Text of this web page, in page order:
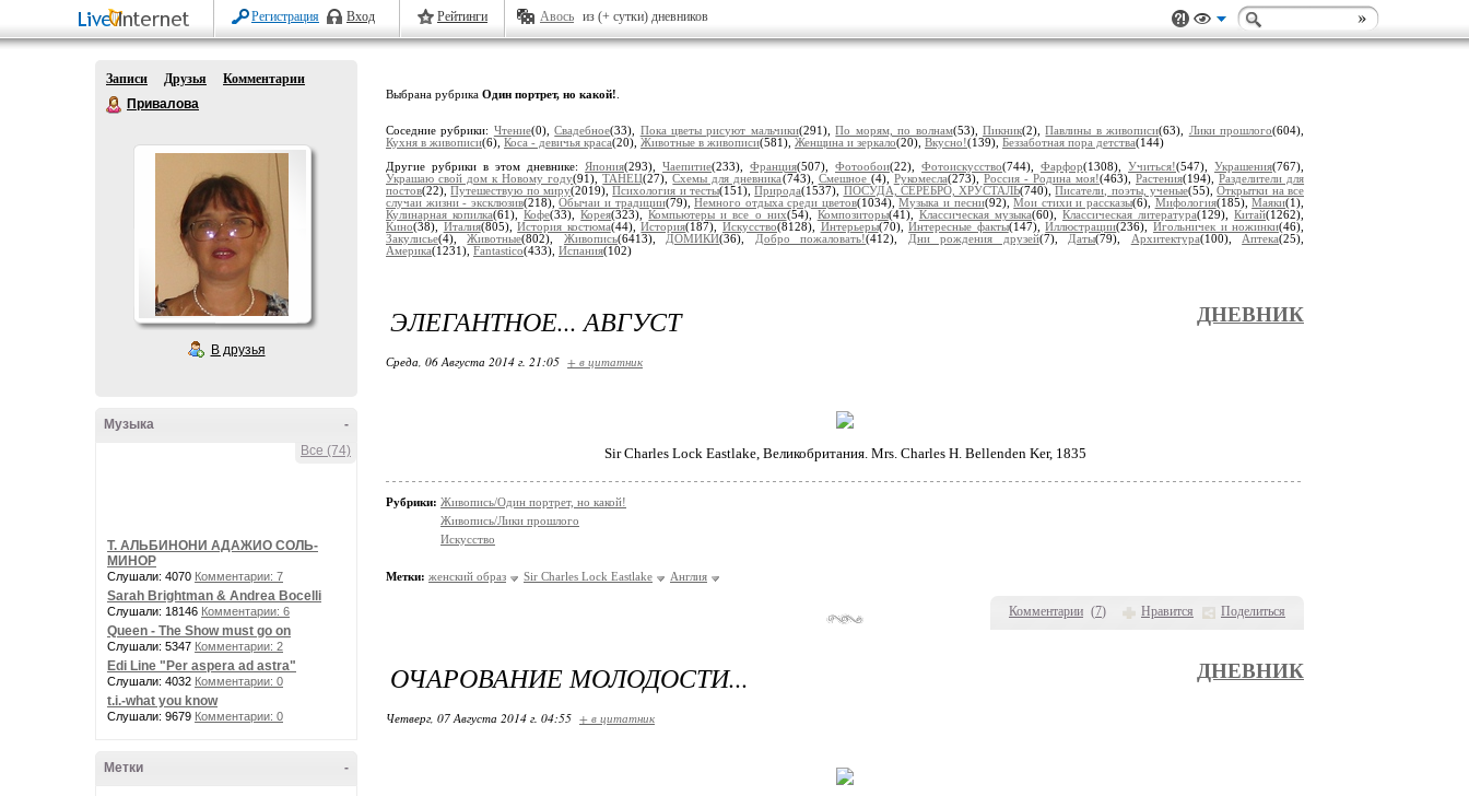
Регистрация Вход Рейтинги Авось из (+ сутки) дневников
Записи Друзья
Комментарии
Привалова
В друзья
-
Музыка
Все (74)
Т. АЛЬБИНОНИ АДАЖИО СОЛЬ-
МИНОР
Слушали: 4070 Комментарии: 7
Sarah Brightman & Andrea Bocelli
Слушали: 18146 Комментарии: 6
Queen - The Show must go on
Слушали: 5347 Комментарии: 2
Edi Line "Per aspera ad astra"
Слушали: 4032 Комментарии: 0
t.i.-what you know
Слушали: 9679 Комментарии: 0
-
Метки
Выбрана рубрика Один портрет, но какой!
Соседние рубрики: Чтение(0),Свадебное(33), Пока цветы рисуют мальчики(291),По морям, по волнам(53),Пикник(2),Павлины в живописи(63), Лики прошлого(604),
Кухня в живописи(6), Коса - девичья краса(20), Животные в живописи(581), Женщина и зеркало(20), Вкусно!(139), Беззаботная пора детства(144)
Другие рубрики в этом дневнике: Япония(293), Чаепитие(233), Франция(507), Фотообои(22), Фотоискусство(744), Фарфор(1308), Учиться!(547), Украшения(767),
Украшаю свой дом к Новому году(91),ТАНЕЦ(27),Схемы для дневника(743), Смешное (4), Рукомесла(273), Россия - Родина моя!(463), Растения(194),Разделители для
постов(22),Путешествую по миру(2019),Психология и тесты(151),Природа(1537), ПОСУДА, СЕРЕБРО, ХРУСТАЛЬ(740),Писатели, поэты, ученые(55),Открытки на все
случаи жизни - эксклюзив(218),Обычаи и традиции(79),Немного отдыха среди цветов(1034),Музыка и песни(92),Мои стихи и рассказы(6), Мифология(185),Маяки(1),
Кулинарная копилка(61),Кофе(33),Корея(323),Компьютеры и все о них(54), Композиторы(41), Классическая музыка(60), Классическая литература(129),Китай(1262),
Кино(38), Италия(805),История костюма(44),История(187), Искусство(8128), Интерьеры(70),Интересные факты(147),Иллюстрации(236), Игольничек и ножинки(46),
Закулисье(4),Животные(802), Живопись(6413), ДОМИКИ(36), Добро пожаловать!(412), Дни рождения друзей(7), Даты(79), Архитектура(100), Аптека(25),
Америка(1231), Fantastico(433), Испания(102)
Комментарии (7) Нравится Поделиться
ЭЛЕГАНТНОЕ... АВГУСТ ДНЕВНИК
Среда, 06 Августа 2014 г. 21:05 + в цитатник
Sir Charles Lock Eastlake, Великобритания. Mrs. Charles H. Bellenden Ker, 1835
Рубрики: Живопись/Один портрет, но какой!
Живопись/Лики прошлого
Искусство
Метки: женский образ Sir Charles Lock Eastlake Англия
ОЧАРОВАНИЕ МОЛОДОСТИ... ДНЕВНИК
Четверг, 07 Августа 2014 г. 04:55 + в цитатник